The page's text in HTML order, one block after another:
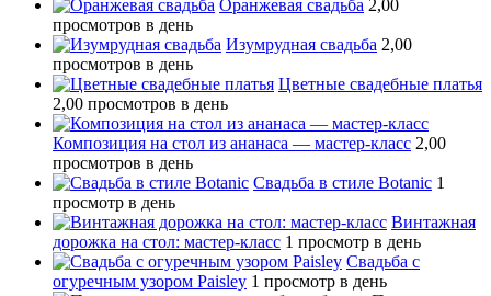
Оранжевая свадьба 2,00
просмотров в день
Изумрудная свадьба 2,00
просмотров в день
Цветные свадебные платья
2,00 просмотров в день
Композиция на стол из ананаса — мастер-класс 2,00
просмотров в день
Свадьба в стиле Botanic 1
просмотр в день
Винтажная
дорожка на стол: мастер-класс 1 просмотр в день
Свадьба с
огуречным узором Paisley 1 просмотр в день